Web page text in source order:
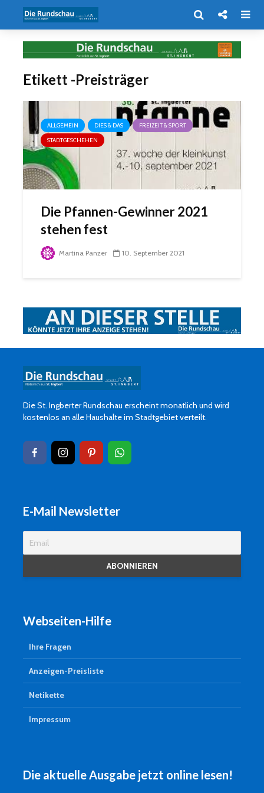
Etikett -Preisträger
ALLGEMEIN DIES & DAS
FREIZEIT & SPORT
STADTGESCHEHEN
Die Pfannen-Gewinner 2021
stehen fest
Martina Panzer 10. September 2021
Die St. Ingberter Rundschau erscheint monatlich und wird
kostenlos an alle Haushalte im Stadtgebiet verteilt.
E-Mail Newsletter
Webseiten-Hilfe
Ihre Fragen
Anzeigen-Preisliste
Netikette
Impressum
Die aktuelle Ausgabe jetzt online lesen!